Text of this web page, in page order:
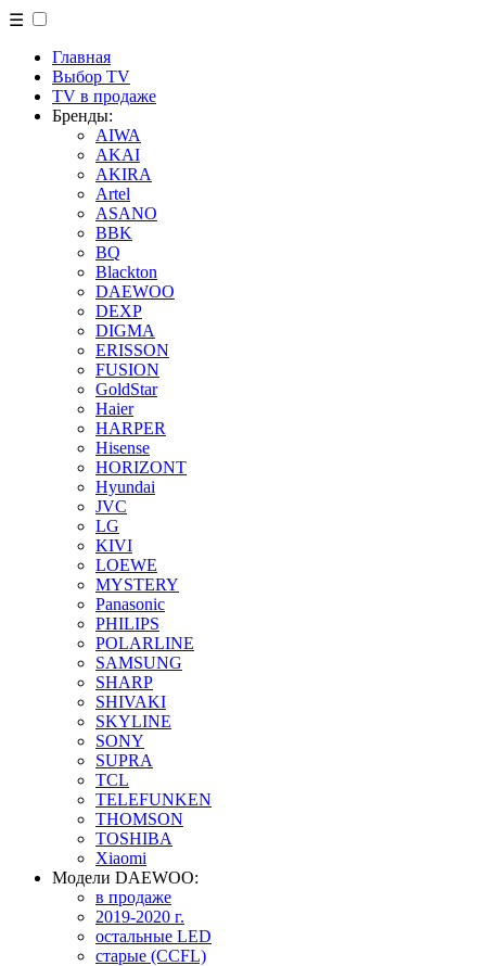
☰
Главная
Выбор TV
TV в продаже
Бренды:
AIWA
AKAI
AKIRA
Artel
ASANO
BBK
BQ
Blackton
DAEWOO
DEXP
DIGMA
ERISSON
FUSION
GoldStar
Haier
HARPER
Hisense
HORIZONT
Hyundai
JVC
LG
KIVI
LOEWE
MYSTERY
Panasonic
PHILIPS
POLARLINE
SAMSUNG
SHARP
SHIVAKI
SKYLINE
SONY
SUPRA
TCL
TELEFUNKEN
THOMSON
TOSHIBA
Xiaomi
Модели DAEWOO:
в продаже
2019-2020 г.
остальные LED
старые (CCFL)